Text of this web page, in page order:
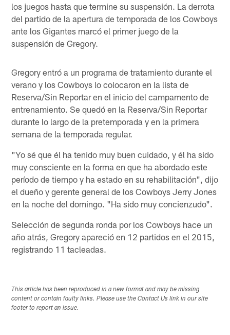
los juegos hasta que termine su suspensión. La derrota
del partido de la apertura de temporada de los Cowboys
ante los Gigantes marcó el primer juego de la
suspensión de Gregory.
Gregory entró a un programa de tratamiento durante el
verano y los Cowboys lo colocaron en la lista de
Reserva/Sin Reportar en el inicio del campamento de
entrenamiento. Se quedó en la Reserva/Sin Reportar
durante lo largo de la pretemporada y en la primera
semana de la temporada regular.
"Yo sé que él ha tenido muy buen cuidado, y él ha sido
muy consciente en la forma en que ha abordado este
período de tiempo y ha estado en su rehabilitación", dijo
el dueño y gerente general de los Cowboys Jerry Jones
en la noche del domingo. "Ha sido muy concienzudo".
Selección de segunda ronda por los Cowboys hace un
año atrás, Gregory apareció en 12 partidos en el 2015,
registrando 11 tacleadas.
This article has been reproduced in a new format and may be missing
content or contain faulty links. Please use the Contact Us link in our site
footer to report an issue.